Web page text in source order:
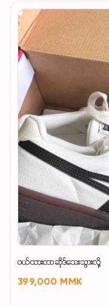
ဝယ်ထားတာဆိုဒ်သေးသွားလို့
399,000 MMK